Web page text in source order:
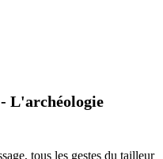
L'archéologie
tous les gestes du tailleur